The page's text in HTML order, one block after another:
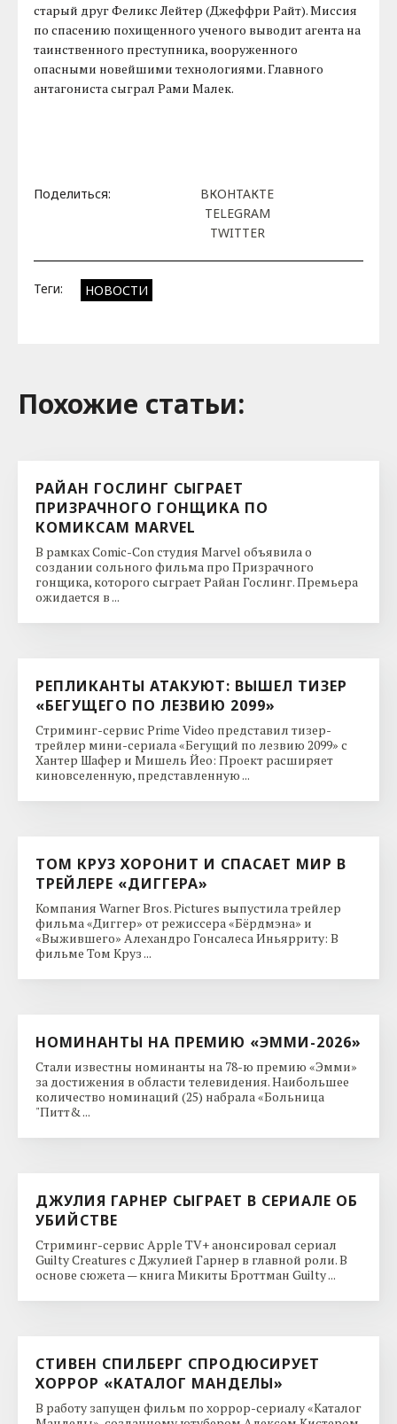
старый друг Феликс Лейтер (Джеффри Райт). Миссия
по спасению похищенного ученого выводит агента на
таинственного преступника, вооруженного
опасными новейшими технологиями. Главного
антагониста сыграл Рами Малек.
Поделиться:
ВКОНТАКТЕ
TELEGRAM
TWITTER
Теги: НОВОСТИ
Похожие cтатьи:
РАЙАН ГОСЛИНГ СЫГРАЕТ
ПРИЗРАЧНОГО ГОНЩИКА ПО
КОМИКСАМ MARVEL
В рамках Comic-Con студия Marvel объявила о
создании сольного фильма про Призрачного
гонщика, которого сыграет Райан Гослинг. Премьера
ожидается в ...
РЕПЛИКАНТЫ АТАКУЮТ: ВЫШЕЛ ТИЗЕР
«БЕГУЩЕГО ПО ЛЕЗВИЮ 2099»
Стриминг-сервис Prime Video представил тизер-
трейлер мини-сериала «Бегущий по лезвию 2099» с
Хантер Шафер и Мишель Йео: Проект расширяет
киновселенную, представленную ...
ТОМ КРУЗ ХОРОНИТ И СПАСАЕТ МИР В
ТРЕЙЛЕРЕ «ДИГГЕРА»
Компания Warner Bros. Pictures выпустила трейлер
фильма «Диггер» от режиссера «Бёрдмэна» и
«Выжившего» Алехандро Гонсалеса Иньярриту: В
фильме Том Круз ...
НОМИНАНТЫ НА ПРЕМИЮ «ЭММИ-2026»
Стали известны номинанты на 78-ю премию «Эмми»
за достижения в области телевидения. Наибольшее
количество номинаций (25) набрала «Больница
"Питт& ...
ДЖУЛИЯ ГАРНЕР СЫГРАЕТ В СЕРИАЛЕ ОБ
УБИЙСТВЕ
Стриминг-сервис Apple TV+ анонсировал сериал
Guilty Creatures с Джулией Гарнер в главной роли. В
основе сюжета — книга Микиты Броттман Guilty ...
СТИВЕН СПИЛБЕРГ СПРОДЮСИРУЕТ
ХОРРОР «КАТАЛОГ МАНДЕЛЫ»
В работу запущен фильм по хоррор-сериалу «Каталог